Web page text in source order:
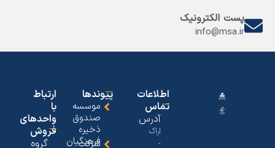
پست الکترونیک
info@msa.ir
اطلاعات
تماس
آدرس
اراک
-
پیوندها
موسسه
صندوق
ذخیره
فرهنگیان
شرکت
ارتباط
با
واحدهای
فروش
گروه